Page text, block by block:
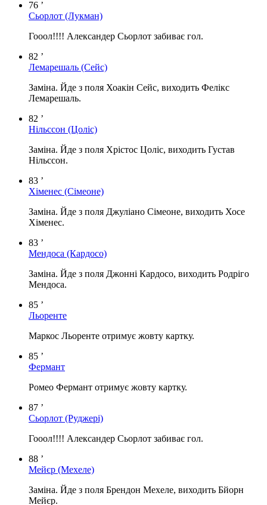
76 ’
Сьорлот (Лукман)
Гооол!!!! Александер Сьорлот забиває гол.
82 ’
Лемарешаль (Сейс)
Заміна. Йде з поля Хоакін Сейс, виходить Фелікс
Лемарешаль.
82 ’
Нільссон (Цоліс)
Заміна. Йде з поля Хрістос Цоліс, виходить Густав
Нільссон.
83 ’
Хіменес (Сімеоне)
Заміна. Йде з поля Джуліано Сімеоне, виходить Хосе
Хіменес.
83 ’
Мендоса (Кардосо)
Заміна. Йде з поля Джонні Кардосо, виходить Родріго
Мендоса.
85 ’
Льоренте
Маркос Льоренте отримує жовту картку.
85 ’
Фермант
Ромео Фермант отримує жовту картку.
87 ’
Сьорлот (Руджері)
Гооол!!!! Александер Сьорлот забиває гол.
88 ’
Мейєр (Мехеле)
Заміна. Йде з поля Брендон Мехеле, виходить Бйорн
Мейєр.